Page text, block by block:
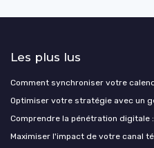
Les plus lus
Comment synchroniser votre
Optimiser votre stratégie avec un
Comprendre la pénétration digitale
Maximiser l'impact de votre canal